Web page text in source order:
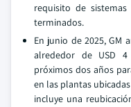
requisito de
terminados.
En junio de 2025, GM
alrededor de USD
próximos dos años
en las plantas ubicadas
incluye una